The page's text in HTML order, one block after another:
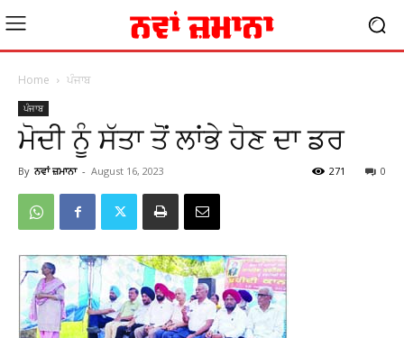
Home ਪੰਜਾਬ
ਪੰਜਾਬ
ਮੋਦੀ ਨੂੰ ਸੱਤਾ ਤੋਂ ਲਾਂਭੇ ਹੋਣ ਦਾ ਡਰ
By ਨਵਾਂ ਜ਼ਮਾਨਾ - August 16, 2023 0
271